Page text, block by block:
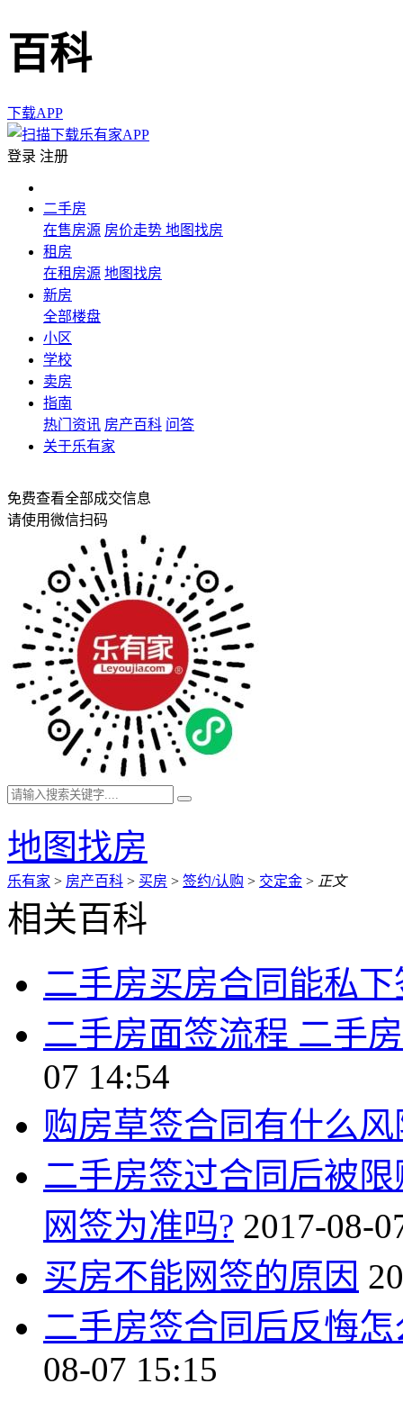
百科
下载APP
登录 注册
二手房
在售房源 房价走势 地图找房
租房
在租房源 地图找房
新房
全部楼盘
小区
学校
卖房
指南
热门资讯 房产百科 问答
关于乐有家
免费查看全部成交信息
请使用微信扫码
地图找房
乐有家 > 房产百科 > 买房 > 签约/认购 > 交定金 > 正文
相关百科
二手房买房合同能私
二手房面签流程 二手
07 14:54
购房草签合同有什么
二手房签过合同后被
网签为准吗? 2017-08-
买房不能网签的原因
二手房签合同后反悔
08-07 15:15